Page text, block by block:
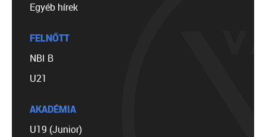
Egyéb hírek
FELNŐTT
NBI B
U21
AKADÉMIA
U19 (Junior)